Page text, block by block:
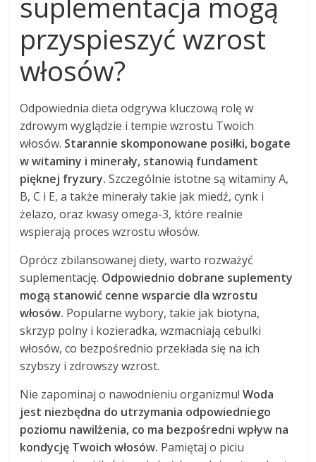
przyspieszyć wzrost
włosów?
Odpowiednia dieta odgrywa kluczową rolę w
zdrowym wyglądzie i tempie wzrostu Twoich
włosów. Starannie skomponowane posiłki, bogate
w witaminy i minerały, stanowią fundament
pięknej fryzury. Szczególnie istotne są witaminy A,
B, C i E, a także minerały takie jak miedź, cynk i
żelazo, oraz kwasy omega-3, które realnie
wspierają proces wzrostu włosów.
Oprócz zbilansowanej diety, warto rozważyć
suplementację. Odpowiednio dobrane suplementy
mogą stanowić cenne wsparcie dla wzrostu
włosów. Popularne wybory, takie jak biotyna,
skrzyp polny i kozieradka, wzmacniają cebulki
włosów, co bezpośrednio przekłada się na ich
szybszy i zdrowszy wzrost.
Nie zapominaj o nawodnieniu organizmu!Woda
jest niezbędna do utrzymania odpowiedniego
poziomu nawilżenia, co ma bezpośredni wpływ na
kondycję Twoich włosów. Pamiętaj o piciu